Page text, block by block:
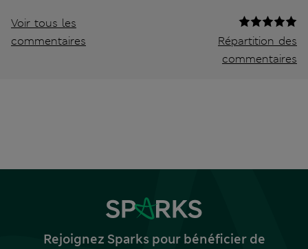
Voir tous les
commentaires
Répartition des
commentaires
Rejoignez Sparks pour bénéficier de